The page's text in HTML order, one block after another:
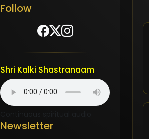
Follow
Shri Kalki Shastranaam
Newsletter